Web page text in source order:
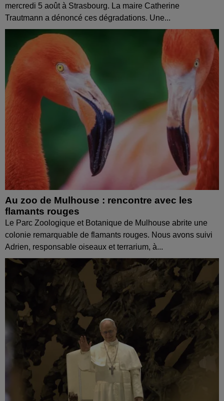
mercredi 5 août à Strasbourg. La maire Catherine
Trautmann a dénoncé ces dégradations. Une...
Au zoo de Mulhouse : rencontre avec les
flamants rouges
Le Parc Zoologique et Botanique de Mulhouse abrite une
colonie remarquable de flamants rouges. Nous avons suivi
Adrien, responsable oiseaux et terrarium, à...